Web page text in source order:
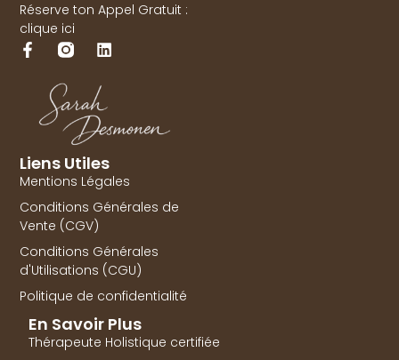
Réserve ton Appel Gratuit :
clique ici
Liens Utiles
Mentions Légales
Conditions Générales de
Vente (CGV)
Conditions Générales
d'Utilisations (CGU)
Politique de confidentialité
En Savoir Plus
Thérapeute Holistique certifiée